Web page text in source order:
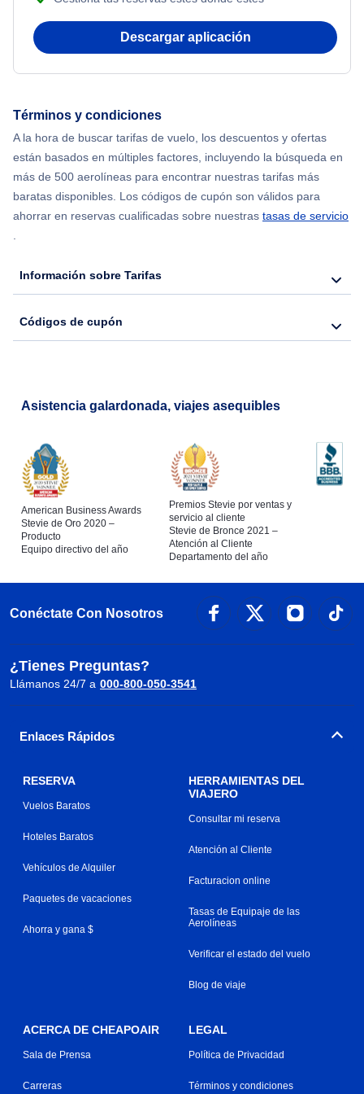
Flights from Shanghai to Nueva York
Flights from Nueva York to Hong Kong
Flights from Nueva York to Seúl
Descargar aplicación
Términos y condiciones
A la hora de buscar tarifas de vuelo, los descuentos y ofertas
están basados en múltiples factores, incluyendo la búsqueda en
más de 500 aerolíneas para encontrar nuestras tarifas más
baratas disponibles. Los códigos de cupón son válidos para
ahorrar en reservas cualificadas sobre nuestras tasas de servicio
.
Información sobre Tarifas
Códigos de cupón
Asistencia galardonada, viajes asequibles
American Business Awards
Stevie de Oro 2020 –
Producto
Equipo directivo del año
Premios Stevie por ventas y
servicio al cliente
Stevie de Bronce 2021 –
Atención al Cliente
Departamento del año
Conéctate Con Nosotros
¿Tienes Preguntas?
Llámanos 24/7 a 000-800-050-3541
Enlaces Rápidos
RESERVA
Vuelos Baratos
Hoteles Baratos
Vehículos de Alquiler
Paquetes de vacaciones
Ahorra y gana $
HERRAMIENTAS DEL
VIAJERO
Consultar mi reserva
Atención al Cliente
Facturacion online
Tasas de Equipaje de las
Aerolíneas
Verificar el estado del vuelo
Blog de viaje
ACERCA DE CHEAPOAIR
Sala de Prensa
Carreras
LEGAL
Política de Privacidad
Términos y condiciones